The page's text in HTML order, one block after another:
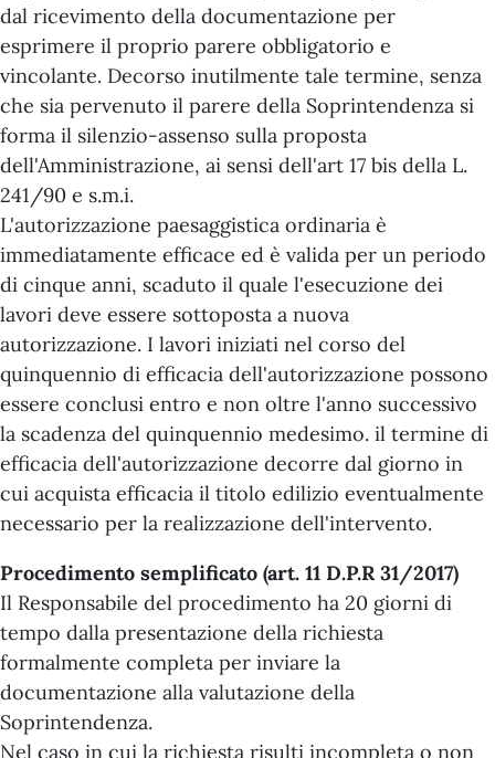
dal ricevimento della documentazione per
esprimere il proprio parere obbligatorio e
vincolante. Decorso inutilmente tale termine, senza
che sia pervenuto il parere della Soprintendenza si
forma il silenzio-assenso sulla proposta
dell'Amministrazione, ai sensi dell'art 17 bis della L.
241/90 e s.m.i.
L'autorizzazione paesaggistica ordinaria è
immediatamente efficace ed è valida per un periodo
di cinque anni, scaduto il quale l'esecuzione dei
lavori deve essere sottoposta a nuova
autorizzazione. I lavori iniziati nel corso del
quinquennio di efficacia dell'autorizzazione possono
essere conclusi entro e non oltre l'anno successivo
la scadenza del quinquennio medesimo. il termine di
efficacia dell'autorizzazione decorre dal giorno in
cui acquista efficacia il titolo edilizio eventualmente
necessario per la realizzazione dell'intervento.
Procedimento semplificato (art. 11 D.P.R 31/2017)
Il Responsabile del procedimento ha 20 giorni di
tempo dalla presentazione della richiesta
formalmente completa per inviare la
documentazione alla valutazione della
Soprintendenza.
Nel caso in cui la richiesta risulti incompleta o non